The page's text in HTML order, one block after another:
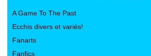
A Game To The Past
Ecchis divers et variés!
Fanarts
Fanfics